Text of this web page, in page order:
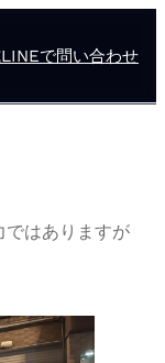
で問い合わせ
ではありますが